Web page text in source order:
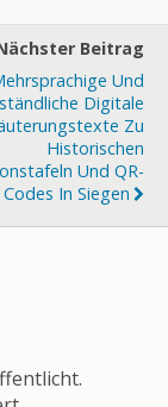
Beitrag
Und
Digitale
Zu
Historischen
Und QR-
Codes In Siegen